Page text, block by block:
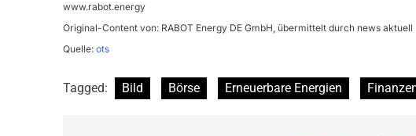
www.rabot.energy
Original-Content von: RABOT Energy DE GmbH, übermittelt durch news aktuell
Quelle: ots
Tagged: Bild Börse Erneuerbare Energien